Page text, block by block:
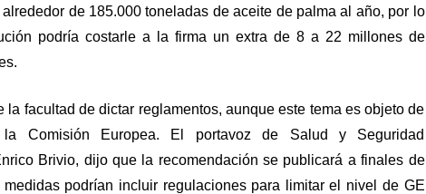
alrededor de 185.000 toneladas de aceite de palma al año, por lo
podría costarle a la firma un extra de 8 a 22 millones de
la facultad de dictar reglamentos, aunque este tema es objeto de
Comisión Europea. El portavoz de Salud y Seguridad
Brivio, dijo que la recomendación se publicará a finales de
medidas podrían incluir regulaciones para limitar el nivel de GE